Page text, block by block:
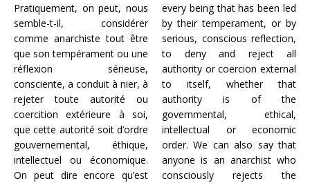
Pratiquement, on peut, nous
semble-t-il, considérer
comme anarchiste tout être
que son tempérament ou une
réflexion sérieuse,
consciente, a conduit à nier, à
rejeter toute autorité ou
coercition extérieure à soi,
que cette autorité soit d’ordre
gouvernemental, éthique,
intellectuel ou économique.
On peut dire encore qu’est
every being that has been led
by their temperament, or by
serious, conscious reflection,
to deny and reject all
authority or coercion external
to itself, whether that
authority is of the
governmental, ethical,
intellectual or economic
order. We can also say that
anyone is an anarchist who
consciously rejects the